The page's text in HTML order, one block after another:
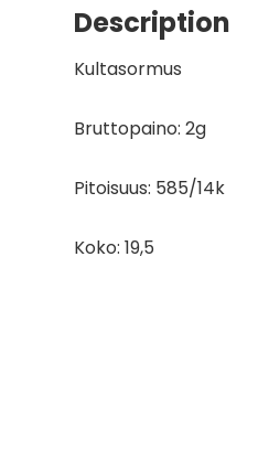
Description
Kultasormus
Bruttopaino: 2g
Pitoisuus: 585/14k
Koko: 19,5